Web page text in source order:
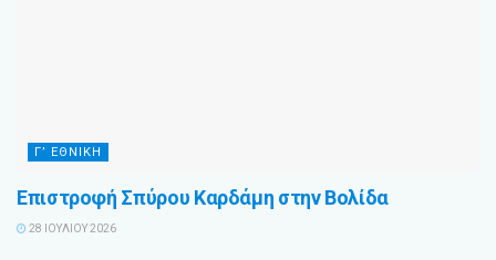
Γ’ ΕΘΝΙΚΗ
Επιστροφή Σπύρου Καρδάμη στην Βολίδα
28 ΙΟΥΛΊΟΥ 2026